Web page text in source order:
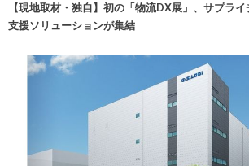
【現地取材・独自】初の「物流DX展」、サプラ
支援ソリューションが集結